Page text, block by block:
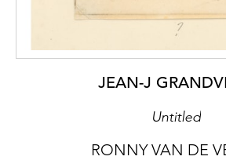
JEAN-J
Untitled
RONNY VAN DE